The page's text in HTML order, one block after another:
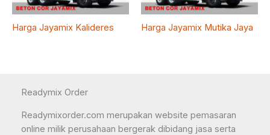
Harga Jayamix Kalideres Harga Jayamix Mutika Jaya
Readymix Order
Readymixorder.com merupakan website pemasaran
online milik perusahaan bergerak dibidang jasa serta